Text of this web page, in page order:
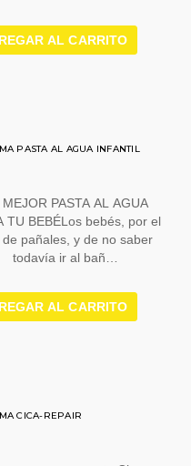
AL CARRITO
PASTA AL AGUA INFANTIL
MEJOR PASTA AL AGUA
TU BEBÉLos bebés, por el
de pañales, y de no saber
todavía ir al bañ…
AL CARRITO
CICA-REPAIR